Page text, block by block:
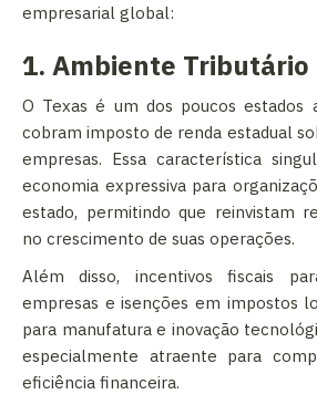
empresarial global:
1. Ambiente Tributário
O Texas é um dos poucos estados
cobram imposto de renda estadual
empresas. Essa característica
economia expressiva para
estado, permitindo que reinvistam
no crescimento de suas operações.
Além disso, incentivos fiscais
empresas e isenções em impostos
para manufatura e inovação
especialmente atraente para
eficiência financeira.